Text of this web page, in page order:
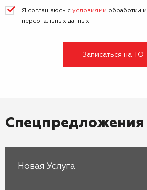
Я соглашаюсь с условиями обработки и
персональных данных
Записаться на ТО
Спецпредложения
Новая Услуга